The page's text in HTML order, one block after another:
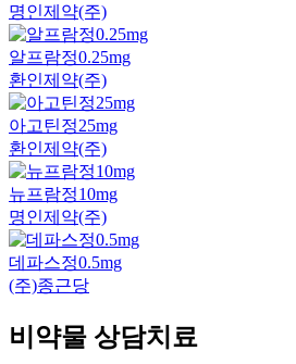
명인제약(주)
알프람정0.25mg
환인제약(주)
아고틴정25mg
환인제약(주)
뉴프람정10mg
명인제약(주)
데파스정0.5mg
(주)종근당
비약물 상담치료